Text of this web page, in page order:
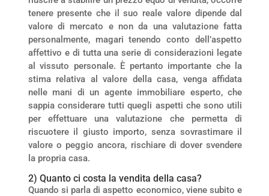
tenere presente che il suo reale valore dipende dal
valore di mercato e non da una valutazione fatta
personalmente, magari tenendo conto dell’aspetto
affettivo e di tutta una serie di considerazioni legate
al vissuto personale. È pertanto importante che la
stima relativa al valore della casa, venga affidata
nelle mani di un agente immobiliare esperto, che
sappia considerare tutti quegli aspetti che sono utili
per effettuare una valutazione che permetta di
riscuotere il giusto importo, senza sovrastimare il
valore o peggio ancora, rischiare di dover svendere
la propria casa.
2) Quanto ci costa la vendita della casa?
Quando si parla di aspetto economico, viene subito e